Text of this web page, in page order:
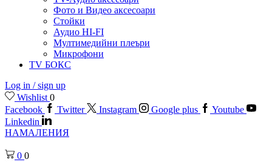
Фото и Видео аксесоари
Стойки
Аудио HI-FI
Мултимедийни плеъри
Микрофони
TV БОКС
Log in / sign up
Wishlist 0
Facebook
Twitter Instagram Google plus
Youtube
Linkedin
НАМАЛЕНИЯ
0 0